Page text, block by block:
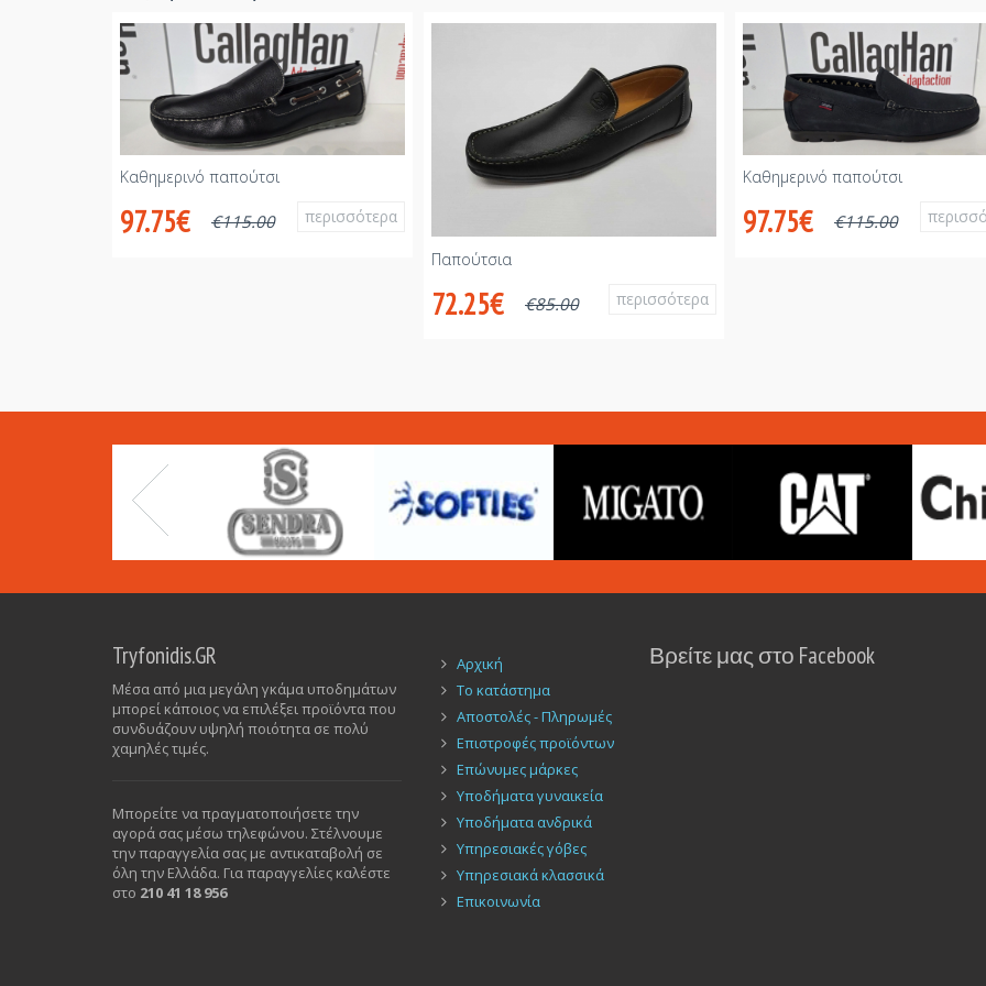
Καθημερινό παπούτσι
97.75€ €115.00 περισσότερα
Παπούτσια
72.25€ €85.00 περισσότερα
Καθημερινό παπούτσι
97.75€ €115.00
Tryfonidis.GR
Μέσα από μια μεγάλη γκάμα υποδημάτων
μπορεί κάποιος να επιλέξει προϊόντα που
συνδυάζουν υψηλή ποιότητα σε πολύ
χαμηλές τιμές.
Μπορείτε να πραγματοποιήσετε την
αγορά σας μέσω τηλεφώνου. Στέλνουμε
την παραγγελία σας με αντικαταβολή σε
όλη την Ελλάδα. Για παραγγελίες καλέστε
στο 210 41 18 956
Αρχική
Το κατάστημα
Αποστολές - Πληρωμές
Επιστροφές προϊόντων
Επώνυμες μάρκες
Υποδήματα γυναικεία
Υποδήματα ανδρικά
Υπηρεσιακές γόβες
Υπηρεσιακά κλασσικά
Επικοινωνία
Βρείτε μας στο Facebook